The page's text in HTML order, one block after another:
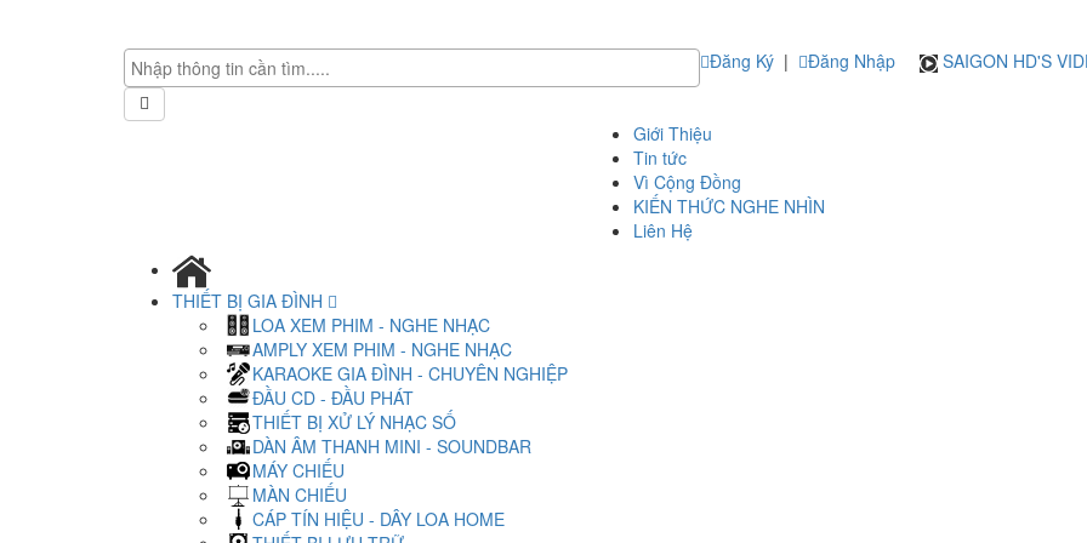
Đăng Ký | Đăng Nhập SAIGON HD'S
Giới Thiệu
Tin tức
Vì Cộng Đồng
KIẾN THỨC NGHE NHÌN
Liên Hệ
THIẾT BỊ GIA ĐÌNH
LOA XEM PHIM - NGHE NHẠC
AMPLY XEM PHIM - NGHE NHẠC
KARAOKE GIA ĐÌNH - CHUYÊN NGHIỆP
ĐẦU CD - ĐẦU PHÁT
THIẾT BỊ XỬ LÝ NHẠC SỐ
DÀN ÂM THANH MINI - SOUNDBAR
MÁY CHIẾU
MÀN CHIẾU
CÁP TÍN HIỆU - DÂY LOA HOME